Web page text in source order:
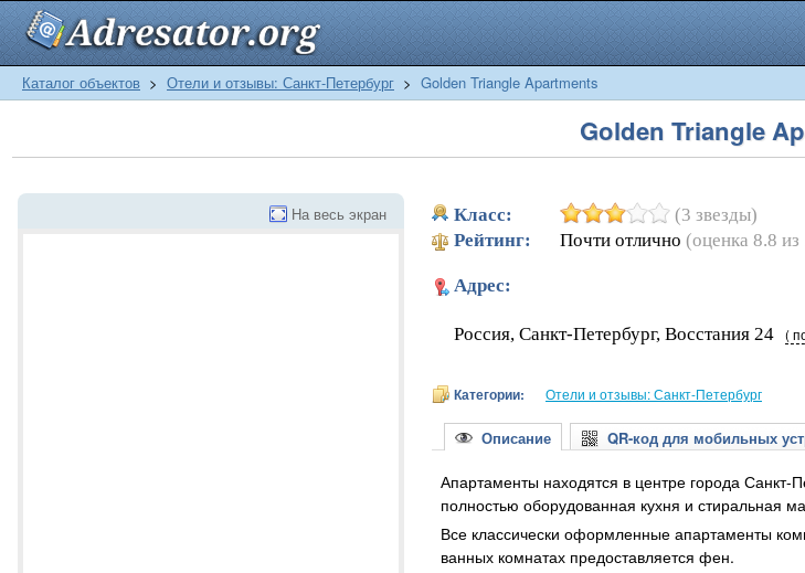
Каталог объектов > Отели и отзывы: Санкт-Петербург > Golden Triangle Apartments
Golden Triangle
На весь экран
Класс:
(3 звезды)
Рейтинг:
Почти отлично (оценка 8.8 из
Адрес:
Россия, Санкт-Петербург, Восстания 24 (
Категории: Отели и отзывы: Санкт-Петербург
Описание QR-код для мобильных
Апартаменты находятся в центре города Санкт-
полностью оборудованная кухня и стиральная
Все классически оформленные апартаменты
ванных комнатах предоставляется фен.